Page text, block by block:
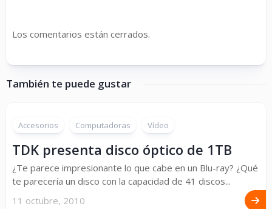
Los comentarios están cerrados.
También te puede gustar
Accesorios Computadoras Vídeo
TDK presenta disco óptico de 1TB
¿Te parece impresionante lo que cabe en un Blu-ray? ¿Qué
te parecería un disco con la capacidad de 41 discos...
11 octubre, 2010